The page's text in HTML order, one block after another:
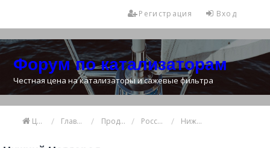
Вход
Регистрация
Форум по катализаторам
Честная цена на катализаторы и сажевые фильтра
Цена катализатора Главная Продажа и покупка катализаторов Россия Нижний Новгород